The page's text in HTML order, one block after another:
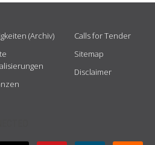
(Archiv)
Calls for Tender
Sitemap
Disclaimer